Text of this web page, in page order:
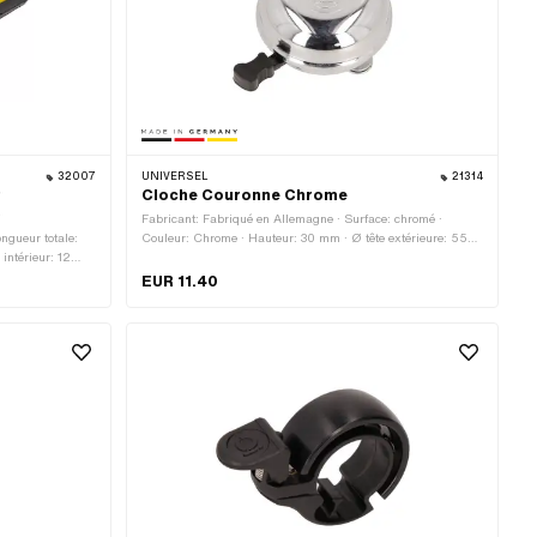
32007
totale:
intérieur: 12
UNIVERSEL 21314
Cloche Couronne Chrome
Fabricant: Fabriqué en Allemagne · Surface: chromé ·
Couleur: Chrome · Hauteur: 30 mm · Ø tête extérieure: 55
EUR 11.40